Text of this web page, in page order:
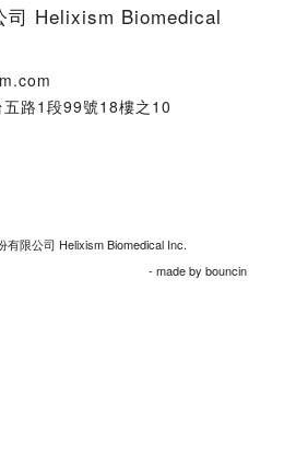
司 Helixism Biomedical
路1段99號18樓之10
限公司 Helixism Biomedical Inc.
- made bybouncin